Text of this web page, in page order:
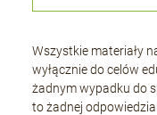
Wszystkie materiały
wyłącznie do celów
żadnym wypadku do
to żadnej